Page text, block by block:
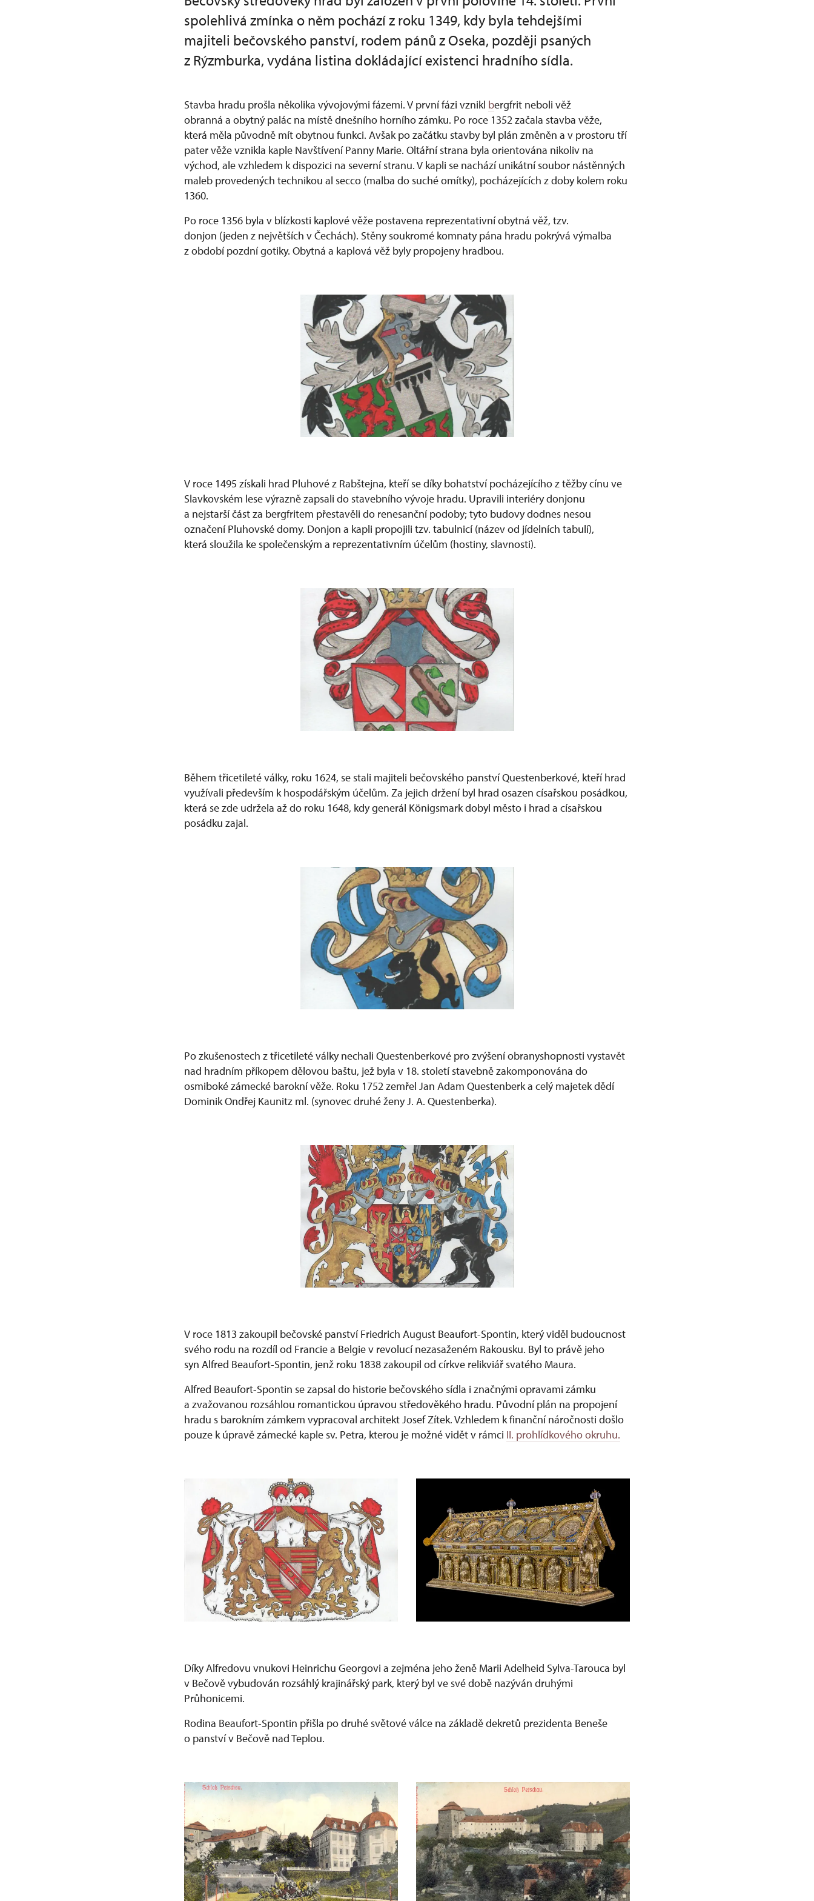
spolehlivá zmínka o něm pochází z roku 1349, kdy byla tehdejšími
majiteli bečovského panství, rodem pánů z Oseka, později psaných
z Rýzmburka, vydána listina dokládající existenci hradního sídla.
Stavba hradu prošla několika vývojovými fázemi. V první fázi vznikl bergfrit neboli věž
obranná a obytný palác na místě dnešního horního zámku. Po roce 1352 začala stavba věže,
která měla původně mít obytnou funkci. Avšak po začátku stavby byl plán změněn a v prostoru tří
pater věže vznikla kaple Navštívení Panny Marie. Oltářní strana byla orientována nikoliv na
východ, ale vzhledem k dispozici na severní stranu. V kapli se nachází unikátní soubor nástěnných
maleb provedených technikou al secco (malba do suché omítky), pocházejících z doby kolem roku
1360.
Po roce 1356 byla v blízkosti kaplové věže postavena reprezentativní obytná věž, tzv.
donjon (jeden z největších v Čechách). Stěny soukromé komnaty pána hradu pokrývá výmalba
z období pozdní gotiky. Obytná a kaplová věž byly propojeny hradbou.
V roce 1495 získali hrad Pluhové z Rabštejna, kteří se díky bohatství pocházejícího z těžby cínu ve
Slavkovském lese výrazně zapsali do stavebního vývoje hradu. Upravili interiéry donjonu
a nejstarší část za bergfritem přestavěli do renesanční podoby; tyto budovy dodnes nesou
označení Pluhovské domy. Donjon a kapli propojili tzv. tabulnicí (název od jídelních tabulí),
která sloužila ke společenským a reprezentativním účelům (hostiny, slavnosti).
Během třicetileté války, roku 1624, se stali majiteli bečovského panství Questenberkové, kteří hrad
využívali především k hospodářským účelům. Za jejich držení byl hrad osazen císařskou posádkou,
která se zde udržela až do roku 1648, kdy generál Königsmark dobyl město i hrad a císařskou
posádku zajal.
Po zkušenostech z třicetileté války nechali Questenberkové pro zvýšení obranyshopnosti vystavět
nad hradním příkopem dělovou baštu, jež byla v 18. století stavebně zakomponována do
osmiboké zámecké barokní věže. Roku 1752 zemřel Jan Adam Questenberk a celý majetek dědí
Dominik Ondřej Kaunitz ml. (synovec druhé ženy J. A. Questenberka).
V roce 1813 zakoupil bečovské panství Friedrich August Beaufort-Spontin, který viděl budoucnost
svého rodu na rozdíl od Francie a Belgie v revolucí nezasaženém Rakousku. Byl to právě jeho
syn Alfred Beaufort-Spontin, jenž roku 1838 zakoupil od církve relikviář svatého Maura.
Alfred Beaufort-Spontin se zapsal do historie bečovského sídla i značnými opravami zámku
a zvažovanou rozsáhlou romantickou úpravou středověkého hradu. Původní plán na propojení
hradu s barokním zámkem vypracoval architekt Josef Zítek. Vzhledem k finanční náročnosti došlo
pouze k úpravě zámecké kaple sv. Petra, kterou je možné vidět v rámci II. prohlídkového okruhu.
Díky Alfredovu vnukovi Heinrichu Georgovi a zejména jeho ženě Marii Adelheid Sylva-Tarouca byl
v Bečově vybudován rozsáhlý krajinářský park, který byl ve své době nazýván druhými
Průhonicemi.
Rodina Beaufort-Spontin přišla po druhé světové válce na základě dekretů prezidenta Beneše
o panství v Bečově nad Teplou.